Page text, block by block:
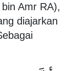
Amr RA),
diajarkan